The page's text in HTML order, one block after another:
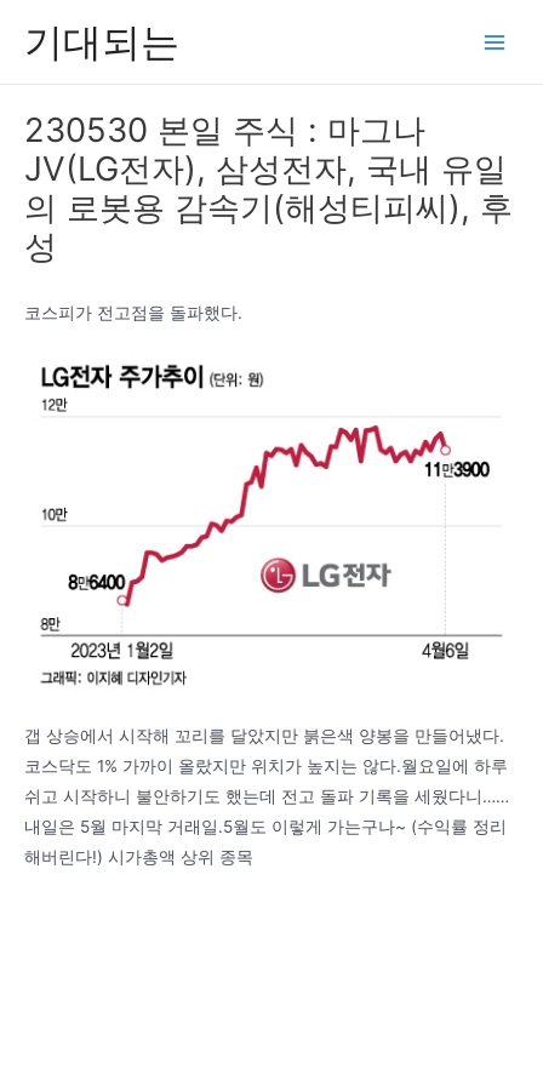
기대되는
230530 본일 주식 : 마그나
JV(LG전자), 삼성전자, 국내 유일
의 로봇용 감속기(해성티피씨), 후
성
코스피가 전고점을 돌파했다.
갭 상승에서 시작해 꼬리를 달았지만 붉은색 양봉을 만들어냈다.
코스닥도 1% 가까이 올랐지만 위치가 높지는 않다.월요일에 하루
쉬고 시작하니 불안하기도 했는데 전고 돌파 기록을 세웠다니……
내일은 5월 마지막 거래일.5월도 이렇게 가는구나~ (수익률 정리
해버린다!) 시가총액 상위 종목